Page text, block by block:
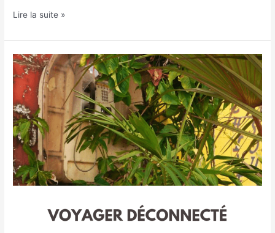
Lire la suite »
Voyage
déconnecté
:
je
l’ai
fait
!